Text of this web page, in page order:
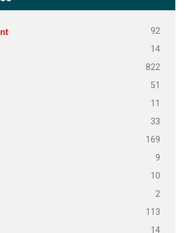
92
14
822
51
11
33
169
9
10
2
113
14